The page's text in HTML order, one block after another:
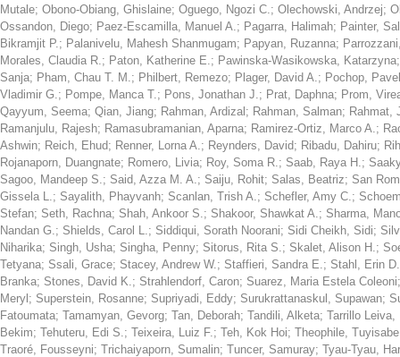
Mutale; Obono-Obiang, Ghislaine; Oguego, Ngozi C.; Olechowski, Andrzej;
Ossandon, Diego; Paez-Escamilla, Manuel A.; Pagarra, Halimah; Painter,
Bikramjit P.; Palanivelu, Mahesh Shanmugam; Papyan, Ruzanna;
Morales, Claudia R.; Paton, Katherine E.; Pawinska-Wasikowska, Katarzyna
Sanja; Pham, Chau T. M.; Philbert, Remezo; Plager, David A.; Pochop, Pavel
Vladimir G.; Pompe, Manca T.; Pons, Jonathan J.; Prat, Daphna; Prom,
Qayyum, Seema; Qian, Jiang; Rahman, Ardizal ; Rahman, Salman; Rahmat,
Ramanjulu, Rajesh; Ramasubramanian, Aparna; Ramirez-Ortiz, Marco A.;
Ashwin; Reich, Ehud; Renner, Lorna A.; Reynders, David; Ribadu, Dahiru;
Rojanaporn, Duangnate; Romero, Livia; Roy, Soma R.; Saab, Raya H.;
Sagoo, Mandeep S.; Said, Azza M. A.; Saiju, Rohit; Salas, Beatriz; San
Gissela L.; Sayalith, Phayvanh; Scanlan, Trish A.; Schefler, Amy C.;
Stefan; Seth, Rachna; Shah, Ankoor S.; Shakoor, Shawkat A.; Sharma,
Nandan G.; Shields, Carol L.; Siddiqui, Sorath Noorani; Sidi Cheikh, Sidi;
Niharika; Singh, Usha; Singha, Penny; Sitorus, Rita S.; Skalet, Alison H.;
Tetyana; Ssali, Grace; Stacey, Andrew W.; Staffieri, Sandra E.; Stahl, Erin D.
Branka; Stones, David K.; Strahlendorf, Caron; Suarez, Maria Estela Coleoni
Meryl ; Superstein, Rosanne; Supriyadi, Eddy; Surukrattanaskul, Supawan;
Fatoumata; Tamamyan, Gevorg; Tan, Deborah; Tandili, Alketa; Tarrillo Leiva,
Bekim; Tehuteru, Edi S.; Teixeira, Luiz F.; Teh, Kok Hoi; Theophile, Tuyisabe
Traoré, Fousseyni; Trichaiyaporn, Sumalin; Tuncer, Samuray; Tyau-Tyau,